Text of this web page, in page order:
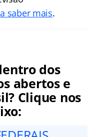
saber mais.
dos
abertos e
Clique nos